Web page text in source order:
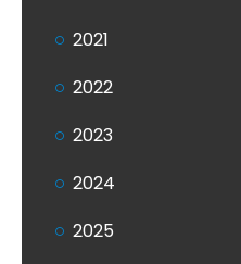
2021
2022
2023
2024
2025